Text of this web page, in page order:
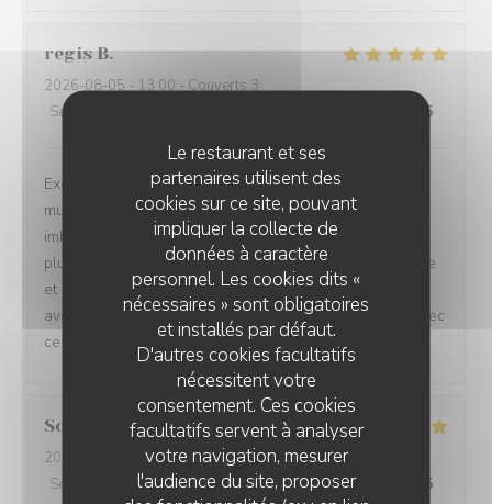
Le restaurant et ses
partenaires utilisent des
cookies sur ce site, pouvant
impliquer la collecte de
données à caractère
personnel. Les cookies dits «
nécessaires » sont obligatoires
et installés par défaut.
D'autres cookies facultatifs
nécessitent votre
consentement. Ces cookies
facultatifs servent à analyser
votre navigation, mesurer
l'audience du site, proposer
regis B
2026-08-05- 13:00 - Couverts 3
Service
/5
Excellente surprise en cherchant un restaurant près du
musée. Repas gastronomique au rapport qualité prix
imbattable. Tenu par 1 couple qui a fait ses armes dans
plusieurs restaurants étoilés. Cela se voit dans l'assiette
et se ressent dans les papilles. Et le service est assuré
avec le sourire et de l'attention. Bravo et persévérez avec
ces produits du terroir sublimés.
Sophie
2026-08-01
- 20:00 - Couverts 4
Service
Ambiance:5 /5 Cuisine : 5/5 Qualité / Prix /5